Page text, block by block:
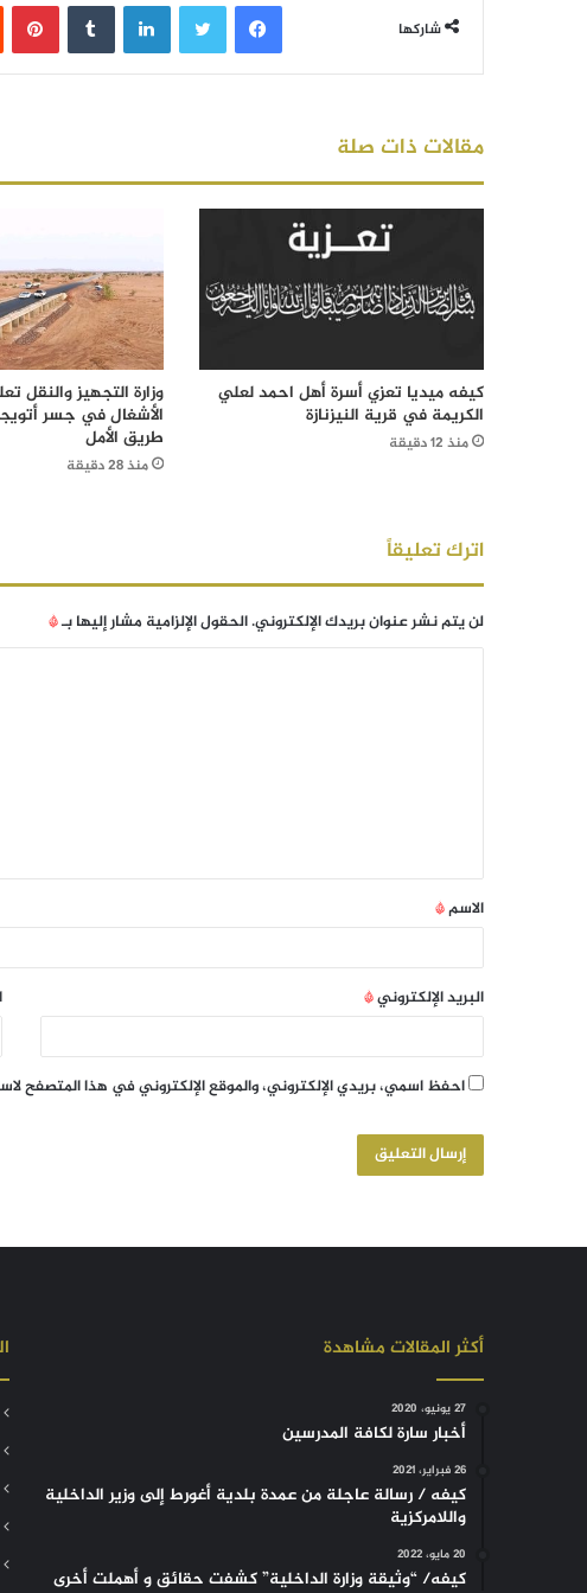
شاركها
فيسبوك لينكدإن
مقالات ذات صلة
كيفه ميديا تعزي أسرة أهل احمد لعلي
الكريمة في قرية النيزنازة
منذ 12 دقيقة
وزارة التجهيز والنقل
الأشغال في جسر
طريق الأمل
منذ 28 دقيقة
اترك تعليقاً
لن يتم نشر عنوان بريدك الإلكتروني.الحقول الإلزامية مشار إليها بـ*
الاسم*
البريد الإلكتروني*
احفظ اسمي، بريدي الإلكتروني، والموقع الإلكتروني في هذا المتصفح
أكثر المقالات مشاهدة
27 يونيو، 2020
أخبار سارة لكافة المدرسين
26 فبراير، 2021
كيفه / رسالة عاجلة من عمدة بلدية أغورط إلى وزير الداخلية
واللامركزية
20 مايو، 2022
كيفه/ “وثيقة وزارة الداخلية” كشفت حقائق و أهملت أخرى